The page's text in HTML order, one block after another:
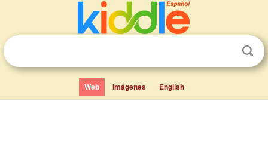
Web Imágenes English